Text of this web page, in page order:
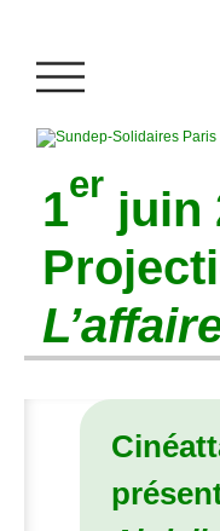
1er juin